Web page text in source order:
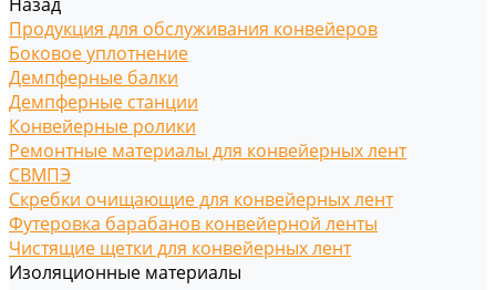
Продукция для обслуживания конвейеров
Боковое уплотнение
Демпферные балки
Демпферные станции
Конвейерные ролики
Ремонтные материалы для конвейерных лент
СВМПЭ
Скребки очищающие для конвейерных лент
Футеровка барабанов конвейерной ленты
Чистящие щетки для конвейерных лент
Изоляционные материалы